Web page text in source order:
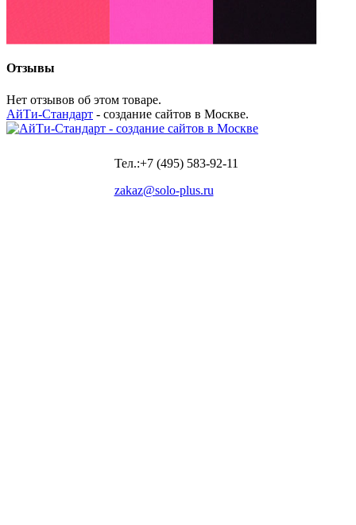
Отзывы
Нет отзывов об этом товаре.
АйТи-Стандарт - создание сайтов в Москве.
Тел.:+7 (495) 583-92-11
zakaz@solo-plus.ru